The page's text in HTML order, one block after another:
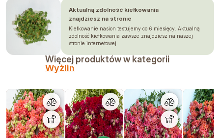
Aktualną zdolność kiełkowania
znajdziesz na stronie
Kiełkowanie nasion testujemy co 6 miesięcy. Aktualną
zdolność kiełkowania zawsze znajdziesz na naszej
stronie internetowej.
Więcej produktów w kategorii
Wyżlin